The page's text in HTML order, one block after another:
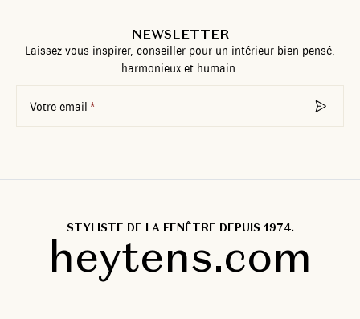
NEWSLETTER
Laissez-vous inspirer, conseiller pour un intérieur bien pensé,
harmonieux et humain.
Votre email
STYLISTE DE LA FENÊTRE DEPUIS 1974.
heytens.com